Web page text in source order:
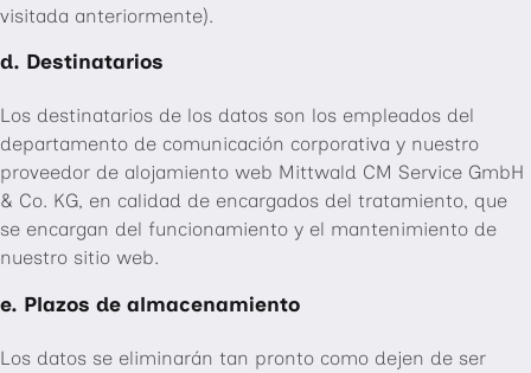
visitada anteriormente).
d. Destinatarios
Los destinatarios de los datos son los empleados del
departamento de comunicación corporativa y nuestro
proveedor de alojamiento web Mittwald CM Service GmbH
& Co. KG, en calidad de encargados del tratamiento, que
se encargan del funcionamiento y el mantenimiento de
nuestro sitio web.
e. Plazos de almacenamiento
Los datos se eliminarán tan pronto como dejen de ser